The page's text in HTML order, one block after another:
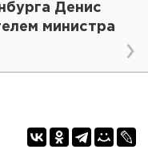
Денис
министра